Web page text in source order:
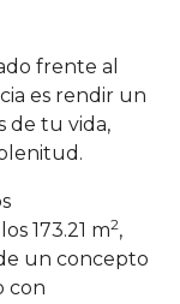
frente al
es rendir un
de tu vida,
173.21 m2,
un concepto
con